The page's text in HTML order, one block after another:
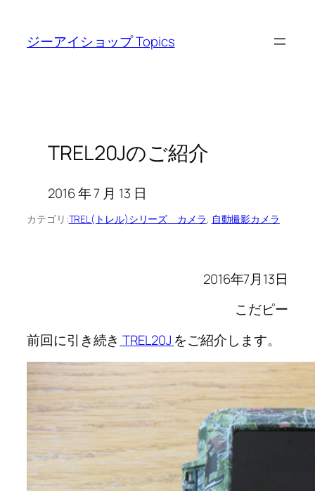
ジーアイショップ Topics
TREL20Jのご紹介
2016 年 7 月 13 日
カテゴリ:TREL(トレル)シリーズ カメラ, 自動撮影カメラ
2016年7月13日
こだピー
前回に引き続き TREL20J をご紹介します。